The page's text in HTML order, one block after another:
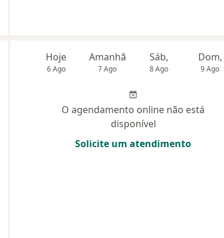
Hoje
6 Ago
Amanhã
7 Ago
Sáb,
8 Ago
Dom,
9 Ago
O agendamento online não está
disponível
Solicite um atendimento